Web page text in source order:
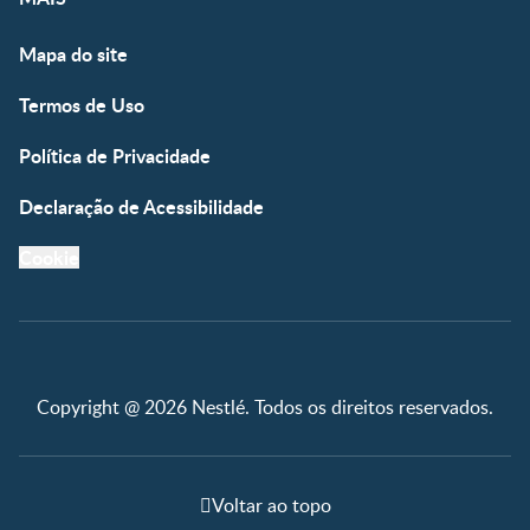
Mapa do site
Termos de Uso
Política de Privacidade
Declaração de Acessibilidade
Copyright @ 2026 Nestlé. Todos os direitos reservados.
Voltar ao topo